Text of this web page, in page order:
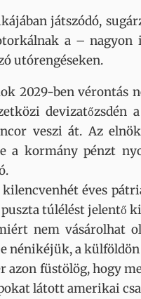
játszódó,
a – nagyon
utórengéseken.
2029-ben
veszi át. Az
a kormány pénzt
kilencvenhét éves
puszta túlélést jelentő
nem vásárolhat
nénikéjük, a
azon füstölög, hogy
látott amerikai